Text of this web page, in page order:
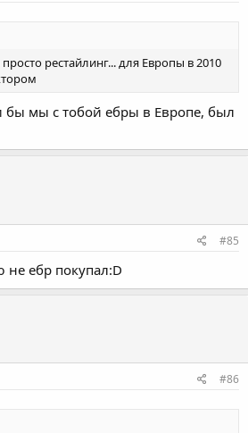
рестайлинг... для Европы в 2010
бы мы с тобой ебры в Европе, был
#85
ебр покупал:D
#86